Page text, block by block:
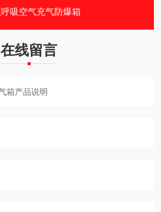
吸空气充气防爆箱
在线留言